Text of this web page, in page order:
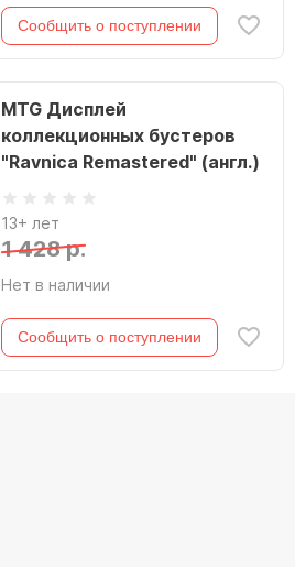
Сообщить о поступлении
MTG Дисплей
коллекционных бустеров
"Ravnica Remastered" (англ.)
13+ лет
1 428 р.
Нет в наличии
Сообщить о поступлении